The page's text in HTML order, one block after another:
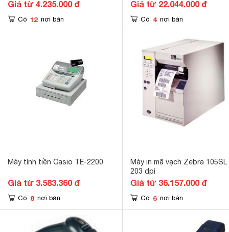
Giá từ 4.235.000 đ
Có 12 nơi bán
Giá từ 22.044.000 đ
Có 4 nơi bán
Máy tính tiền Casio TE-2200
Giá từ 3.583.360 đ
Có 8 nơi bán
Máy in mã vạch Zebra 105SL
203 dpi
Giá từ 36.157.000 đ
Có 6 nơi bán